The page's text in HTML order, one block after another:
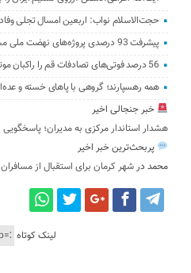
حجت‌الاسلام نواب: اربعین امسال تجلی
پیشرفت 93 درصدی پروژه‌های نهضت ملی مسکن در قم
56 درصد فوتی‌های تصادفات قم را راکبان موتورسیکلت تشکیل می‌دهند
همه رهسپارند؛ گروهی با پاهای خسته و
خبر جنجالی اخیر
هشدار استاندار مرکزی به مدیران؛
پربحث‌ترین خبر اخیر
محمد درشهر کرمان برای استقبال از
لینک کوتاه